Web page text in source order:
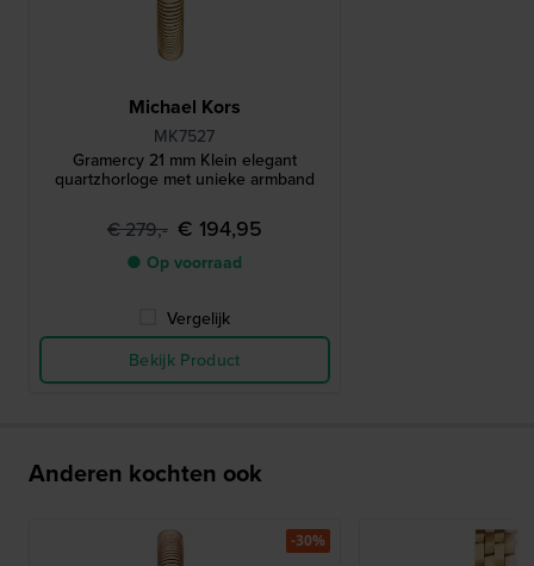
Michael Kors
MK7527
Gramercy 21 mm Klein elegant
quartzhorloge met unieke armband
€ 279,- € 194,95
● Op voorraad
Vergelijk
Bekijk Product
Anderen kochten ook
-30%